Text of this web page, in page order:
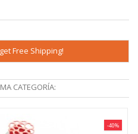
Free Shipping!
CATEGORÍA:
-40%